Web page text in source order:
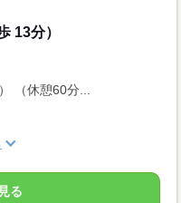
13分）
（休憩60分...
る